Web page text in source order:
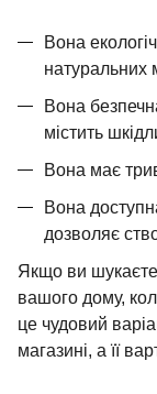
Вона
натуральних
Вона
містить
Вона має
Вона
дозволяє
Якщо ви шукаєте
вашого дому,
це чудовий
магазині, а її